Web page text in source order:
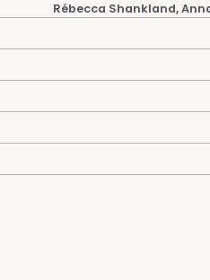
Rébecca Shankland,